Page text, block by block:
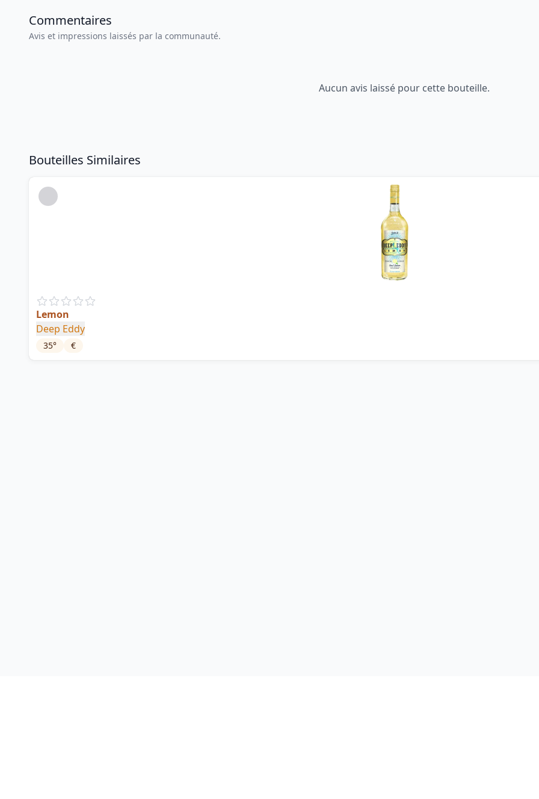
Commentaires
Avis et impressions laissés par la communauté.
Aucun avis laissé pour cette bouteille.
Bouteilles Similaires
Lemon
Deep Eddy
35° €